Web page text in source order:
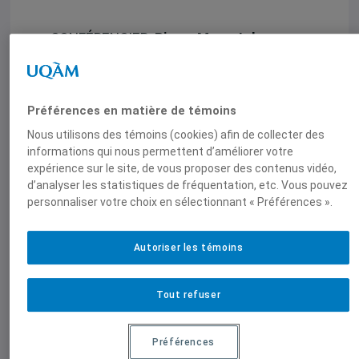
CONFÉRENCIER:Pierre Marc Johnson,
avocat-conseil, Heenan Blaikie, ancien
premier Ministre du Québec,
échange Canada-Union Européenne
COMMENTAIRE: Christian Deblock,
Professeur de science politique à
Jeudi 15 octobre 2009
LIEU:Salle J-2805 (Boiseries), Pavillon
Judith Jasmin (405 Sainte-Catherine
Est), UQAM, métro Berri-UQAM
Préférences en matière de témoins
Nous utilisons des témoins (cookies) afin de collecter des
informations qui nous permettent d’améliorer votre
expérience sur le site, de vous proposer des contenus vidéo,
d’analyser les statistiques de fréquentation, etc. Vous pouvez
personnaliser votre choix en sélectionnant « Préférences ».
Tout refuser
Autoriser les témoins
Préférences